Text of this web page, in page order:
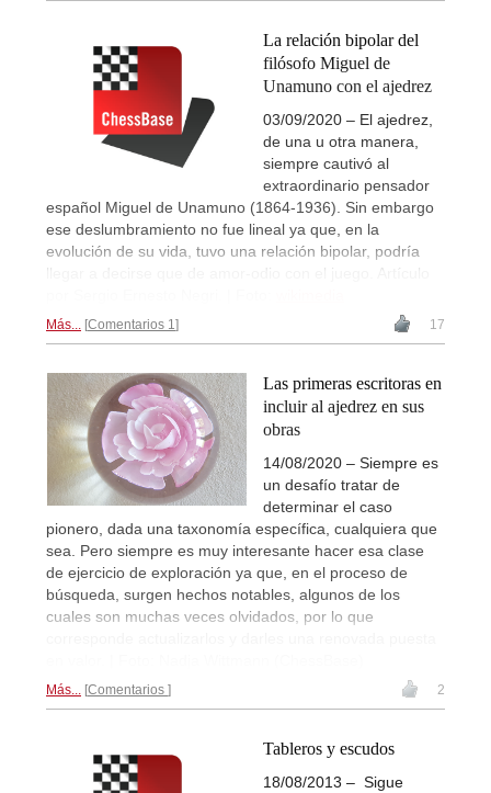
La relación bipolar del
filósofo Miguel de
Unamuno con el ajedrez
03/09/2020 – El ajedrez,
de una u otra manera,
siempre cautivó al
extraordinario pensador
español Miguel de Unamuno (1864-1936). Sin embargo
ese deslumbramiento no fue lineal ya que, en la
evolución de su vida, tuvo una relación bipolar, podría
llegar a decirse que de amor-odio con el juego. Artículo
Más... Comentarios 1 17
Las primeras escritoras en
incluir al ajedrez en sus
obras
14/08/2020 – Siempre es
un desafío tratar de
determinar el caso
pionero, dada una taxonomía específica, cualquiera que
sea. Pero siempre es muy interesante hacer esa clase
de ejercicio de exploración ya que, en el proceso de
búsqueda, surgen hechos notables, algunos de los
cuales son muchas veces olvidados, por lo que
Más... Comentarios 2
Tableros y escudos
18/08/2013 – Sigue